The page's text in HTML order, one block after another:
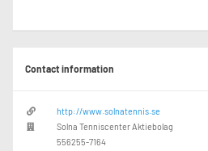
Contact information
http://www.solnatennis.se
Solna Tenniscenter Aktiebolag
556255-7164